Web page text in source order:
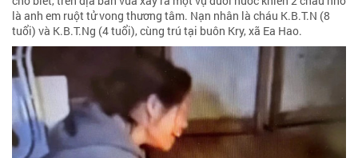
là anh em ruột tử vong thương tâm. Nạn nhân là cháu K.B.T.N (8
tuổi) và K.B.T.Ng (4 tuổi), cùng trú tại buôn Kry, xã Ea Hao.